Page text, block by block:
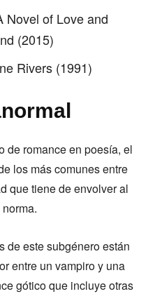
Novel of Love and
(2015)
Rivers (1991)
de romance en poesía, el
los más comunes entre
que tiene de envolver al
de este subgénero están
entre un vampiro y una
gótico que incluye otras